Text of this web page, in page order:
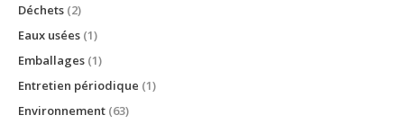
Déchets (2)
Eaux usées (1)
Emballages (1)
Entretien périodique (1)
Environnement (63)